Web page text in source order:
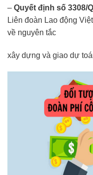
– Quyết định số 3308/
Liên đoàn Lao động
về nguyên tắc
xây dựng và giao dự